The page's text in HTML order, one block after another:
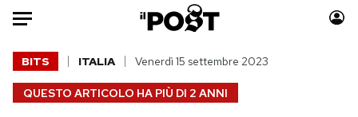
Auto
HOME
QUESTO ARTICOLO HA PIÙ DI 2 ANNI
BITS ITALIA Venerdì 15 settembre 2023